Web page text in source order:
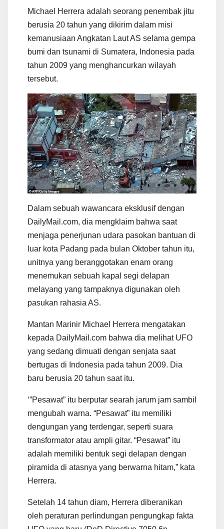
Michael Herrera adalah seorang penembak jitu
berusia 20 tahun yang dikirim dalam misi
kemanusiaan Angkatan Laut AS selama gempa
bumi dan tsunami di Sumatera, Indonesia pada
tahun 2009 yang menghancurkan wilayah
tersebut.
Dalam sebuah wawancara eksklusif dengan
DailyMail.com, dia mengklaim bahwa saat
menjaga penerjunan udara pasokan bantuan di
luar kota Padang pada bulan Oktober tahun itu,
unitnya yang beranggotakan enam orang
menemukan sebuah kapal segi delapan
melayang yang tampaknya digunakan oleh
pasukan rahasia AS.
Mantan Marinir Michael Herrera mengatakan
kepada DailyMail.com bahwa dia melihat UFO
yang sedang dimuati dengan senjata saat
bertugas di Indonesia pada tahun 2009. Dia
baru berusia 20 tahun saat itu.
‘”Pesawat” itu berputar searah jarum jam sambil
mengubah warna. “Pesawat” itu memiliki
dengungan yang terdengar, seperti suara
transformator atau ampli gitar. “Pesawat” itu
adalah memiliki bentuk segi delapan dengan
piramida di atasnya yang berwarna hitam,” kata
Herrera.
Setelah 14 tahun diam, Herrera diberanikan
oleh peraturan perlindungan pengungkap fakta